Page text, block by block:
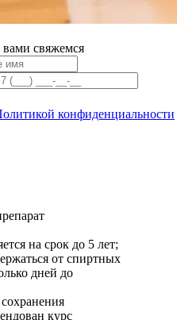
вами свяжемся
конфиденциальности
на срок до 5 лет;
от спиртных
дней до
курс